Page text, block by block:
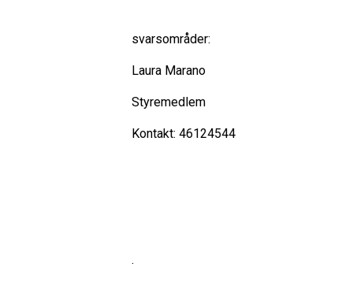
svarsområder:
Laura Marano
Styremedlem
Kontakt: 46124544
.